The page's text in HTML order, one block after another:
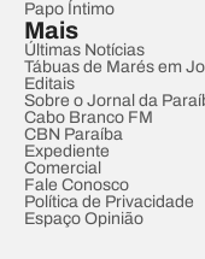
Papo Íntimo
Mais
Últimas Notícias
Tábuas de Marés em
Editais
Sobre o Jornal da
Cabo Branco FM
CBN Paraíba
Expediente
Comercial
Fale Conosco
Política de Privacidade
Espaço Opinião